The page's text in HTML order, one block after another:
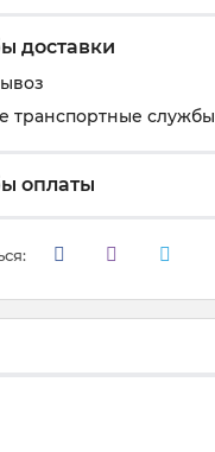
доставки
транспортные службы
оплаты